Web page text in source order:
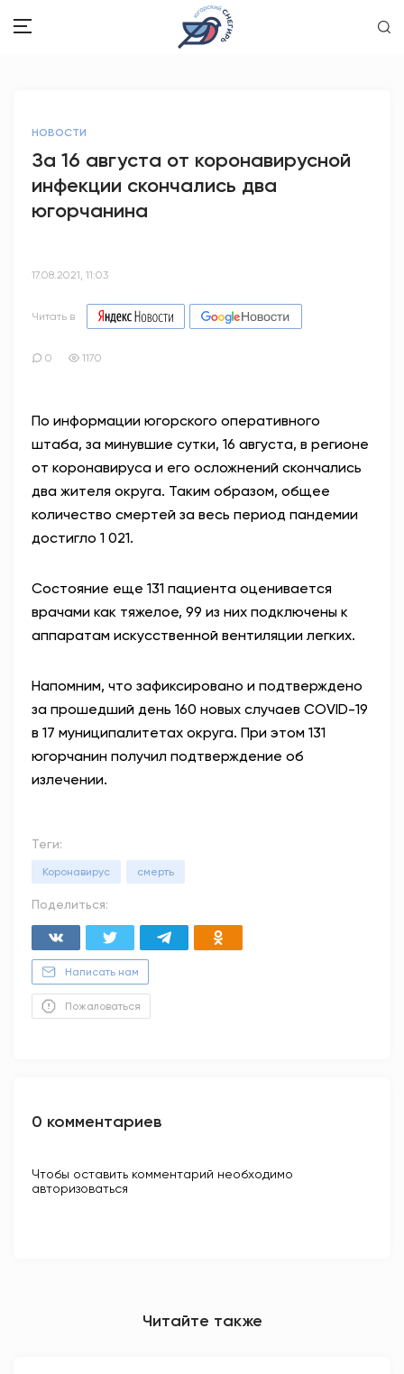
ОБРАЗОВАНИЕ
СПОРТ
АНТИТЕРРОР
ОФИЦИАЛЬНО
81,41 94,06
НОВОСТИ
За 16 августа от коронавирусной
инфекции скончались два
югорчанина
17.08.2021, 11:03
Читать в
0 1170
По информации югорского оперативного
штаба, за минувшие сутки, 16 августа, в регионе
от коронавируса и его осложнений скончались
два жителя округа. Таким образом, общее
количество смертей за весь период пандемии
достигло 1 021.
Состояние еще 131 пациента оценивается
врачами как тяжелое, 99 из них подключены к
аппаратам искусственной вентиляции легких.
Напомним, что зафиксировано и подтверждено
за прошедший день 160 новых случаев COVID-19
в 17 муниципалитетах округа. При этом 131
югорчанин получил подтверждение об
излечении.
Теги:
Коронавирус смерть
Поделиться:
Написать нам
Пожаловаться
0 комментариев
Чтобы оставить комментарий необходимо
авторизоваться
Читайте также